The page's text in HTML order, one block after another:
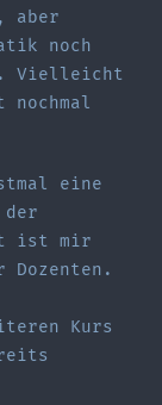
, aber
noch
Vielleicht
eine
ist mir
Kurs